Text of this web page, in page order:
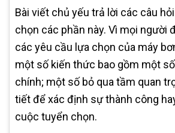
Bài viết chủ yếu trả lời các câu
chọn các phần này. Vì mọi người
các yêu cầu lựa chọn của máy
một số kiến ​​thức bao gồm một
chính; một số bỏ qua tầm quan
tiết để xác định sự thành công
cuộc tuyển chọn.